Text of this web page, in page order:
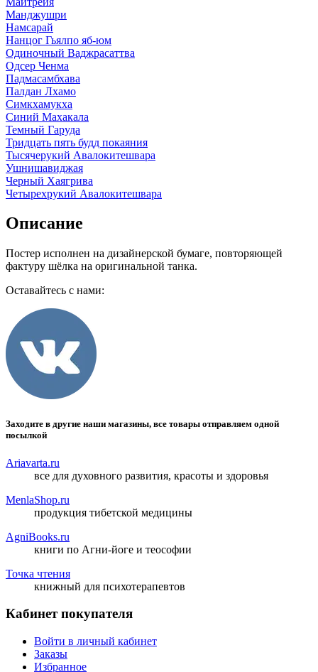
Манджушри
Намсарай
Нанцог Гьялпо яб-юм
Одиночный Ваджрасаттва
Одсер Ченма
Падмасамбхава
Палдан Лхамо
Симкхамукха
Синий Махакала
Темный Гаруда
Тридцать пять будд покаяния
Тысячерукий Авалокитешвара
Ушнишавиджая
Черный Хаягрива
Четырехрукий Авалокитешвара
Описание
Постер исполнен на дизайнерской бумаге, повторяющей
фактуру шёлка на оригинальной танка.
Оставайтесь с нами:
Заходите в другие наши магазины, все товары отправляем одной
посылкой
Ariavarta.ru
все для духовного развития, красоты и здоровья
MenlaShop.ru
продукция тибетской медицины
AgniBooks.ru
книги по Агни-йоге и теософии
Точка чтения
книжный для психотерапевтов
Кабинет покупателя
Войти в личный кабинет
Заказы
Избранное